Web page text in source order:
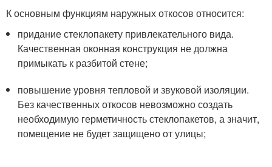
К основным функциям наружных откосов относится:
придание стеклопакету привлекательного вида.
Качественная оконная конструкция не должна
примыкать к разбитой стене;
повышение уровня тепловой и звуковой изоляции.
Без качественных откосов невозможно создать
необходимую герметичность стеклопакетов, а значит,
помещение не будет защищено от улицы;